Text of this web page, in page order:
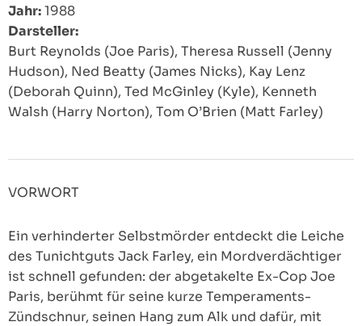
Jahr:1988
Darsteller:
Burt Reynolds (Joe Paris), Theresa Russell (Jenny
Hudson), Ned Beatty (James Nicks), Kay Lenz
(Deborah Quinn), Ted McGinley (Kyle), Kenneth
Walsh (Harry Norton), Tom O’Brien (Matt Farley)
VORWORT
Ein verhinderter Selbstmörder entdeckt die Leiche
des Tunichtguts Jack Farley, ein Mordverdächtiger
ist schnell gefunden: der abgetakelte Ex-Cop Joe
Paris, berühmt für seine kurze Temperaments-
Zündschnur, seinen Hang zum Alk und dafür, mit